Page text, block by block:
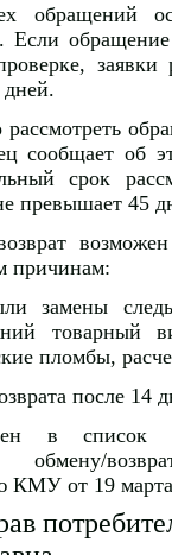
обращений
Если
заявки
сообщает об
срок
превышает 45
причинам:
замены
товарный
пломбы,
после 14
в список
КМУ от 19 марта